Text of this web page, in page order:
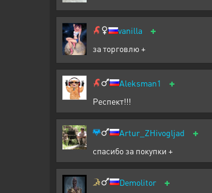
vanilla +
за торговлю +
Aleksman1 +
Респект!!!
Artur_ZHivogljad +
спасибо за покупки +
Demolitor +